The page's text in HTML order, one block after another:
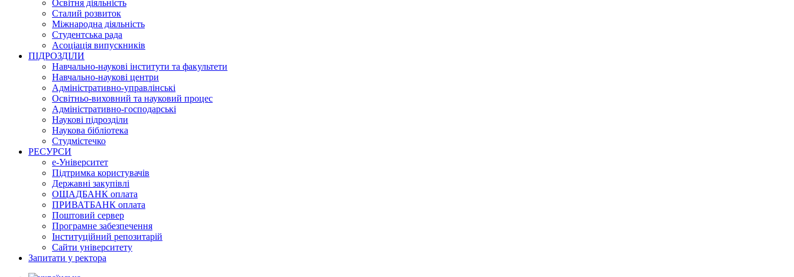
Освітня діяльність
Сталий розвиток
Міжнародна діяльність
Студентська рада
Асоціація випускників
ПІДРОЗДІЛИ
Навчально-наукові інститути та факультети
Навчально-наукові центри
Адміністративно-управлінські
Освітньо-виховний та науковий процес
Адміністративно-господарські
Наукові підрозділи
Наукова бібліотека
Студмістечко
РЕСУРСИ
е-Університет
Підтримка користувачів
Державні закупівлі
ОЩАДБАНК оплата
ПРИВАТБАНК оплата
Поштовий сервер
Програмне забезпечення
Інституційний репозитарій
Сайти університету
Запитати у ректора